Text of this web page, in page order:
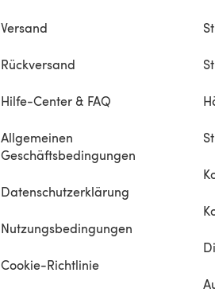
Versand
Rückversand
Hilfe-Center & FAQ
Allgemeinen
Geschäftsbedingungen
Datenschutzerklärung
Nutzungsbedingungen
Cookie-Richtlinie